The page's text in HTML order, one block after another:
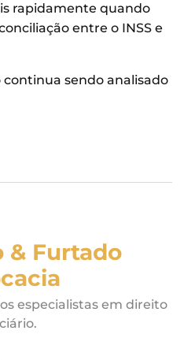
rapidamente quando
entre o INSS e
continua sendo analisado
& Furtado
especialistas em direito